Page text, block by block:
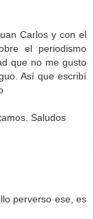
Carlos y con el
el periodismo
que no me gusto
Así que escribí
Saludos
perverso ese, es